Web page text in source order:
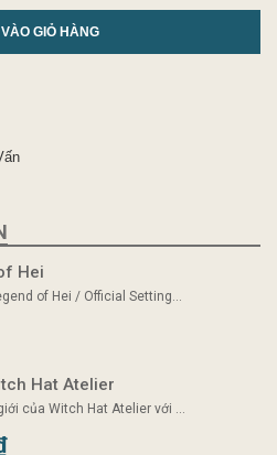
GIỎ HÀNG
Hei
of Hei / Official Setting...
Hat Atelier
của Witch Hat Atelier với ...